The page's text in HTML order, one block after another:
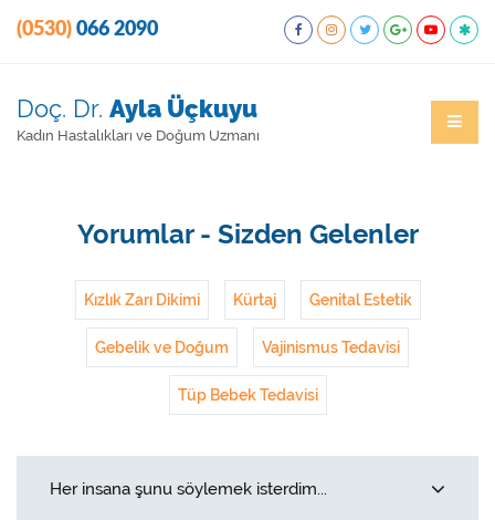
(0530) 066 2090
Doç. Dr. Ayla Üçkuyu
Kadın Hastalıkları ve Doğum Uzmanı
Yorumlar - Sizden Gelenler
Kızlık Zarı Dikimi Kürtaj Genital Estetik
Gebelik ve Doğum Vajinismus Tedavisi
Tüp Bebek Tedavisi
Her insana şunu söylemek isterdim...